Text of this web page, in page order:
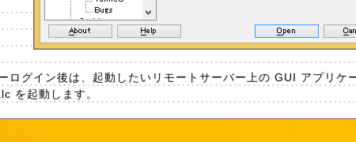
ログイン後は、起動したいリモートサーバー上の GUI アプリケ
を起動します。